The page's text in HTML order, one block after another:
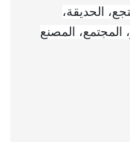
الحديقة،
المجتمع، المصنع